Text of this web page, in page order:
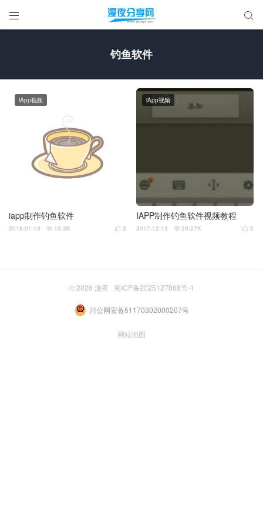
 
钓鱼软件
iapp制作钓鱼软件
iApp视频
 2
2018-01-10  13.3K
IAPP制作钓鱼软件视频教程
iApp视频
 2
2017-12-13  20.27K
© 2026 漫夜 蜀ICP备2025127868号-1
川公网安备51170302000207号
网站地图